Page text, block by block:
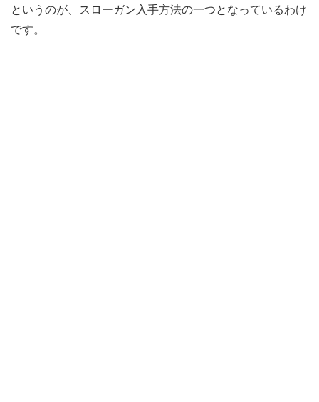
というのが、スローガン入手方法の一つとなっているわけ
です。